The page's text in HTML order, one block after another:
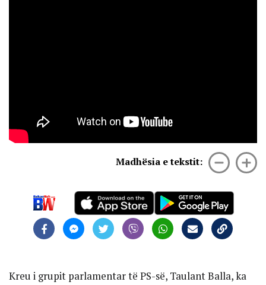
Madhësia e tekstit:
Kreu i grupit parlamentar të PS-së, Taulant Balla, ka